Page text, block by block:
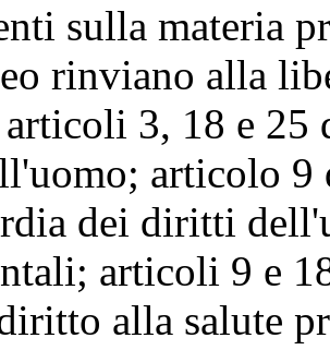
sulla materia
rinviano alla
articoli 3, 18 e 25
articolo 9
dei diritti
articoli 9 e
alla salute